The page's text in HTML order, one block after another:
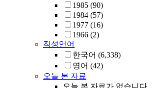
1985 (90)
1984 (57)
1977 (16)
1966 (2)
작성언어
한국어 (6,338)
영어 (42)
오늘 본 자료
오늘 본 자료가 없습니다.